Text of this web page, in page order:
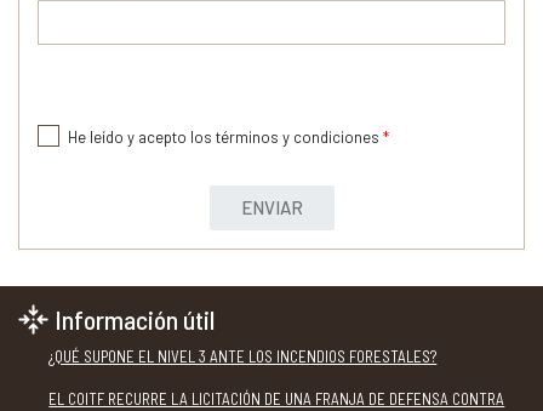
He leído y acepto los términos y condiciones *
ENVIAR
Información útil
¿QUÉ SUPONE EL NIVEL 3 ANTE LOS INCENDIOS FORESTALES?
EL COITF RECURRE LA LICITACIÓN DE UNA FRANJA DE DEFENSA CONTRA